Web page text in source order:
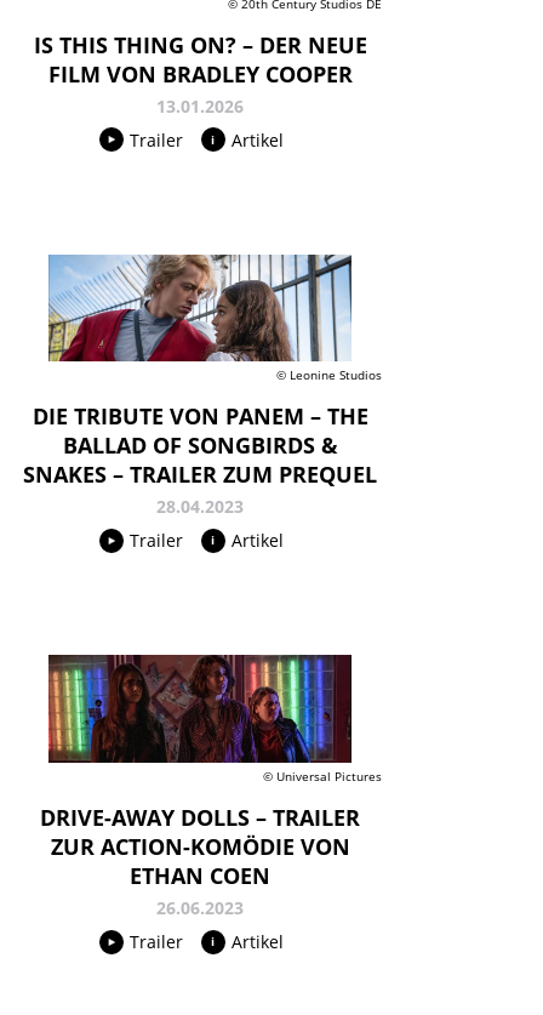
IS THIS THING ON? – DER NEUE
FILM VON BRADLEY COOPER
13.01.2026
Trailer
Artikel
© Leonine Studios
DIE TRIBUTE VON PANEM – THE
BALLAD OF SONGBIRDS &
SNAKES – TRAILER ZUM PREQUEL
28.04.2023
Trailer
Artikel
© Universal Pictures
DRIVE-AWAY DOLLS – TRAILER
ZUR ACTION-KOMÖDIE VON
ETHAN COEN
26.06.2023
Trailer
Artikel